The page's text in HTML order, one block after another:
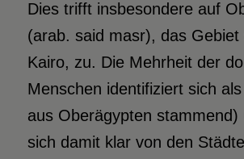
Dies trifft insbesondere auf
(arab. said masr), das Gebiet
Kairo, zu. Die Mehrheit der
Menschen identifiziert sich
aus Oberägypten stammend)
sich damit klar von den